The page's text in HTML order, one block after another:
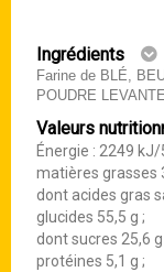
Ingrédients
Farine de BLÉ,
POUDRE
Valeurs
Énergie : 2249 kJ/
matières grasses
dont acides gras
glucides 55,5 g ;
dont sucres 25,6 g
protéines 5,1 g ;